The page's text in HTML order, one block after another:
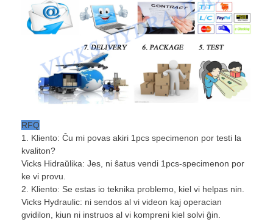
RFQ
1. Kliento: Ĉu mi povas akiri 1pcs specimenon por testi la
kvaliton?
Vicks Hidraŭlika: Jes, ni ŝatus vendi 1pcs-specimenon por
ke vi provu.
2. Kliento: Se estas io teknika problemo, kiel vi helpas nin.
Vicks Hydraulic: ni sendos al vi videon kaj operacian
gvidilon, kiun ni instruos al vi kompreni kiel solvi ĝin.